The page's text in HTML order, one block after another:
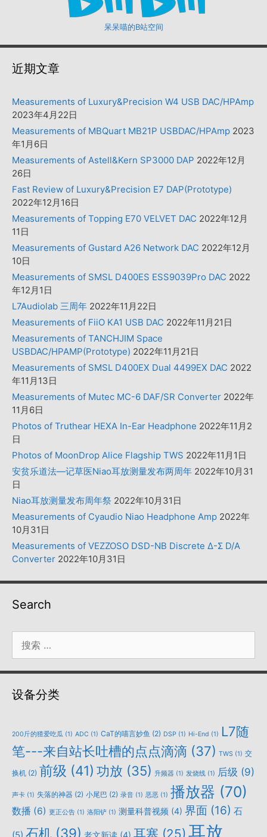
呆呆喵的B站空间
近期文章
Measurements of Luxury&Precision W4 USB DAC/HPAmp
2023年4月22日
Measurements of MBQuart MB21P USBDAC/HPAmp 2023
年1月6日
Measurements of Astell&Kern SP3000 DAP 2022年12月
26日
Fast Review of Luxury&Precision E7 DAP(Prototype)
2022年12月16日
Measurements of Topping E70 VELVET DAC 2022年12月
11日
Measurements of Gustard A26 Network DAC 2022年12月
10日
Measurements of SMSL D400ES ESS9039Pro DAC 2022
年12月1日
L7Audiolab 三周年 2022年11月22日
Measurements of FiiO KA1 USB DAC 2022年11月21日
Measurements of TANCHJIM Space
USBDAC/HPAMP(Prototype) 2022年11月21日
Measurements of SMSL D400EX Dual 4499EX DAC 2022
年11月13日
Measurements of Mutec MC-6 DAF/SR Converter 2022年
11月6日
Photos of Truthear HEXA In-Ear Headphone 2022年11月2
日
Photos of MoonDrop Alice Flagship TWS 2022年11月1日
安贫乐道法—记草医Niao耳放测量发布两周年 2022年10月31
日
Niao耳放测量发布周年祭 2022年10月31日
Measurements of Cyaudio Niao Headphone Amp 2022年
10月31日
Measurements of VEZZOSO DSD-NB Discrete Δ-Σ D/A
Converter 2022年10月31日
Search
索：
设备分类
200斤的猹爱吃瓜 (1) ADC (1) CaT的喵言妙鱼 (2) DSP (1) Hi-End (1) L7随
笔---来自站长吐槽的点点滴滴 (37) TWS (1) 交
换机 (2) 前级 (41) 功放 (35) 升频器 (1) 发烧线 (1) 后级 (9)
声卡 (1) 失落的神器 (2) 小尾巴 (2) 录音 (1) 恶恶 (1) 播放器 (70)
数播 (6) 更正公告 (1) 洛阳铲 (1) 测量科普视频 (4) 界面 (16) 石
(5) 石机 (39) 老文新读 (4) 耳塞 (25) 耳放